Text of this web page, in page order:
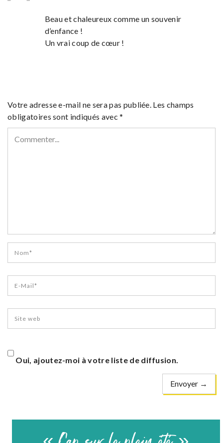
Beau et chaleureux comme un souvenir
d’enfance !
Un vrai coup de cœur !
Votre adresse e-mail ne sera pas publiée. Les champs
obligatoires sont indiqués avec*
Oui, ajoutez-moi à votre liste de diffusion.